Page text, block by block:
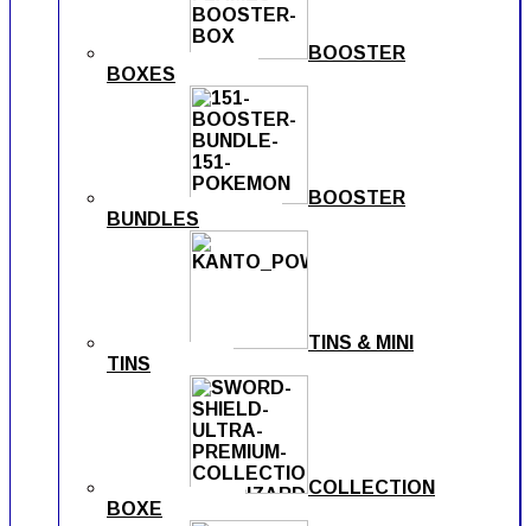
BOOSTER
BOXES
BOOSTER
BUNDLES
TINS & MINI
TINS
COLLECTION
BOXE